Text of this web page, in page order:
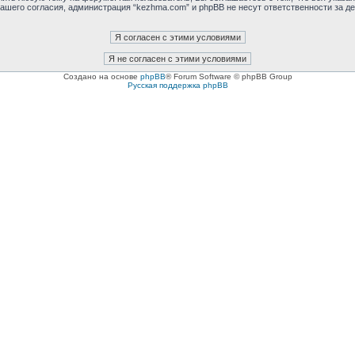
согласия, администрация “kezhma.com” и phpBB не несут ответственности за
Создано на основе phpBB® Forum Software © phpBB Group
Русская поддержка phpBB